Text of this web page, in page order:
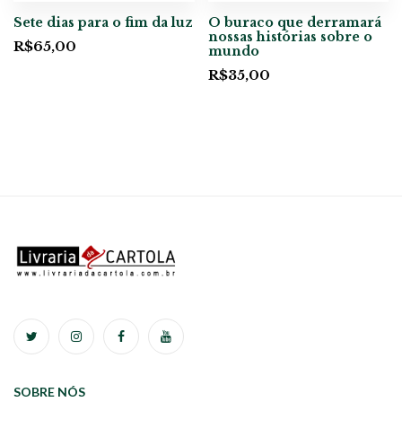
Sete dias para o fim da luz
R$65,00
O buraco que derramará
nossas histórias sobre o
mundo
R$35,00
SOBRE NÓS